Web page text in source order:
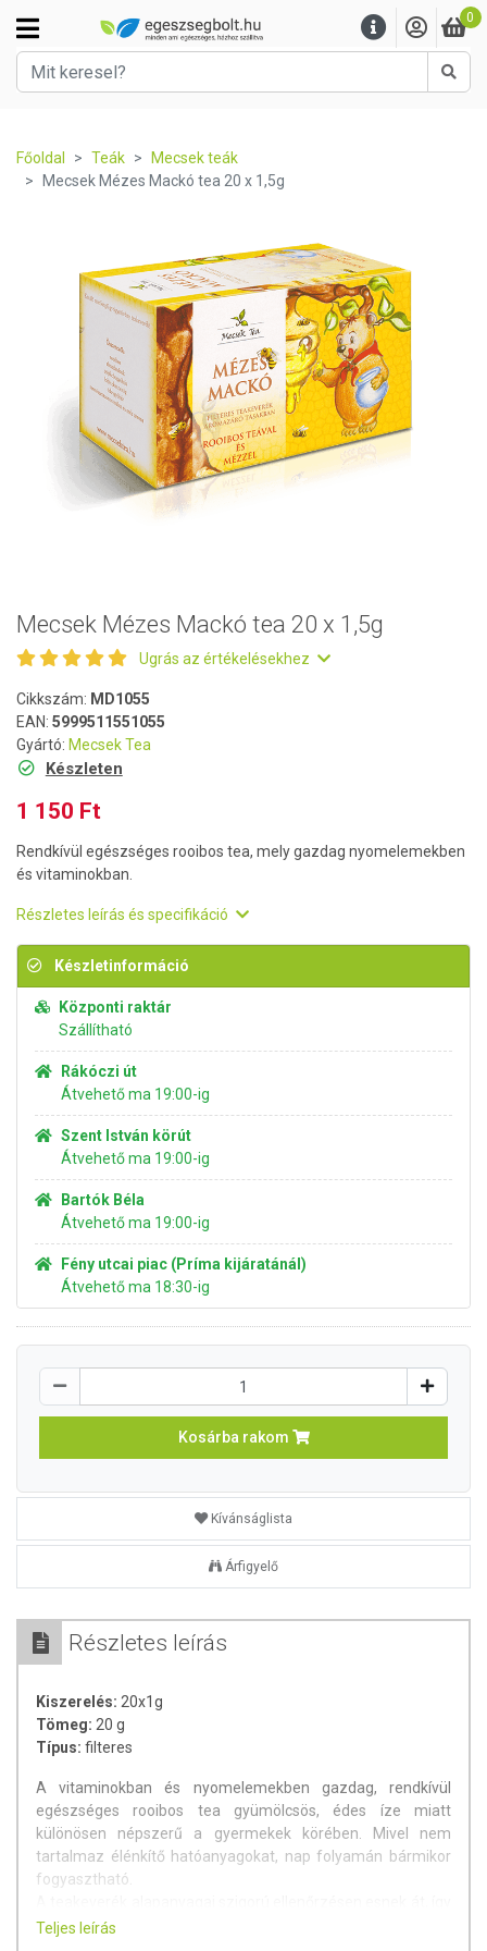
0
Főoldal Teák
Mecsek teák
Mecsek Mézes Mackó tea 20 x 1,5g
Mecsek Mézes Mackó tea 20 x 1,5g
Ugrás az értékelésekhez
Cikkszám: MD1055
EAN: 5999511551055
Gyártó: Mecsek Tea
Készleten
1 150 Ft
Rendkívül egészséges rooibos tea, mely gazdag nyomelemekben
és vitaminokban.
Részletes leírás és specifikáció
Készletinformáció
Központi raktár
Szállítható
Rákóczi út
Átvehető ma 19:00-ig
Szent István körút
Átvehető ma 19:00-ig
Bartók Béla
Átvehető ma 19:00-ig
Fény utcai piac (Príma kijáratánál)
Átvehető ma 18:30-ig
Kosárba rakom
Kívánságlista
Árfigyelő
Részletes leírás
Kiszerelés: 20x1g
Tömeg: 20 g
Típus: filteres
A vitaminokban és nyomelemekben gazdag, rendkívül
egészséges rooibos tea gyümölcsös, édes íze miatt
különösen népszerű a gyermekek körében. Mivel nem
tartalmaz élénkítő hatóanyagokat, nap folyamán bármikor
fogyasztható.
garantált a kiváló minőség, melegen és hidegen egyaránt
Teljes leírás